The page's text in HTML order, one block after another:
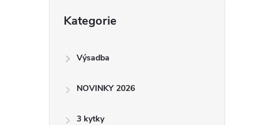
kategorie
Kategorie
Výsadba
NOVINKY 2026
3 kytky